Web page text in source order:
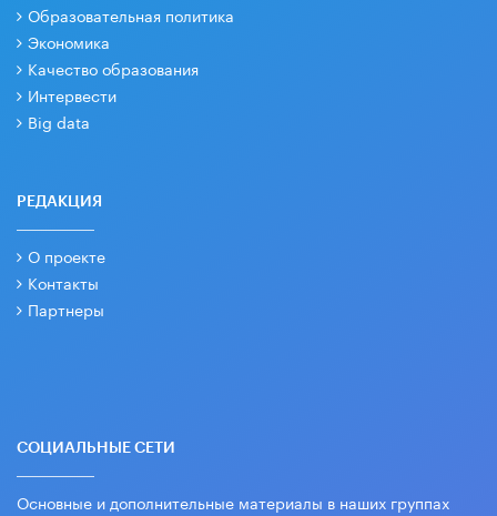
Образовательная политика
Экономика
Качество образования
Интервести
Big data
РЕДАКЦИЯ
О проекте
Контакты
Партнеры
СОЦИАЛЬНЫЕ СЕТИ
Основные и дополнительные материалы в наших группах